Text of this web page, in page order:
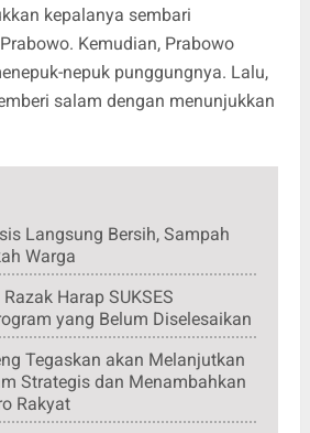
kepalanya sembari
Kemudian, Prabowo
nepuk punggungnya. Lalu,
salam dengan menunjukkan
Langsung Bersih, Sampah
Warga
Harap SUKSES
yang Belum Diselesaikan
Tegaskan akan Melanjutkan
Strategis dan Menambahkan
Rakyat